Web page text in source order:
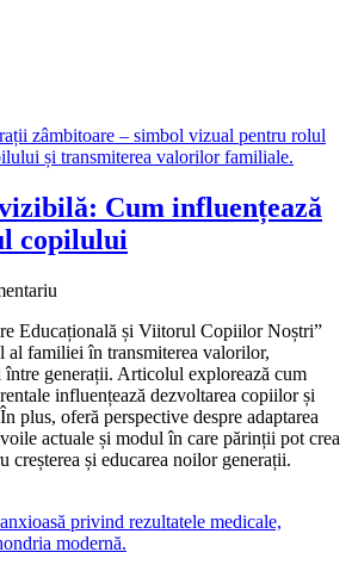
Cum influențează
copilului
Educațională și Viitorul Copiilor Noștri”
al familiei în transmiterea valorilor,
generații. Articolul explorează cum
influențează dezvoltarea copiilor și
plus, oferă perspective despre adaptarea
actuale și modul în care părinții pot crea
creșterea și educarea noilor generații.